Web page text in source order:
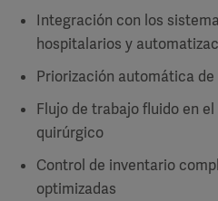
Integración con los
hospitalarios y
Priorización automática
Flujo de trabajo fluido en
quirúrgico
Control de inventario
optimizadas